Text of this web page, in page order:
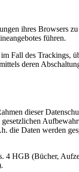
ihres Browsers
führen.
Fall des Trackings,
deren
dieser
die Daten werden
4 HGB (Bücher,